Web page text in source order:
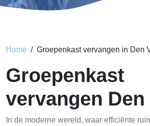
Home Groepenkast vervangen in Den
Groepenkast
vervangen Den
In de moderne wereld, waar efficiënte